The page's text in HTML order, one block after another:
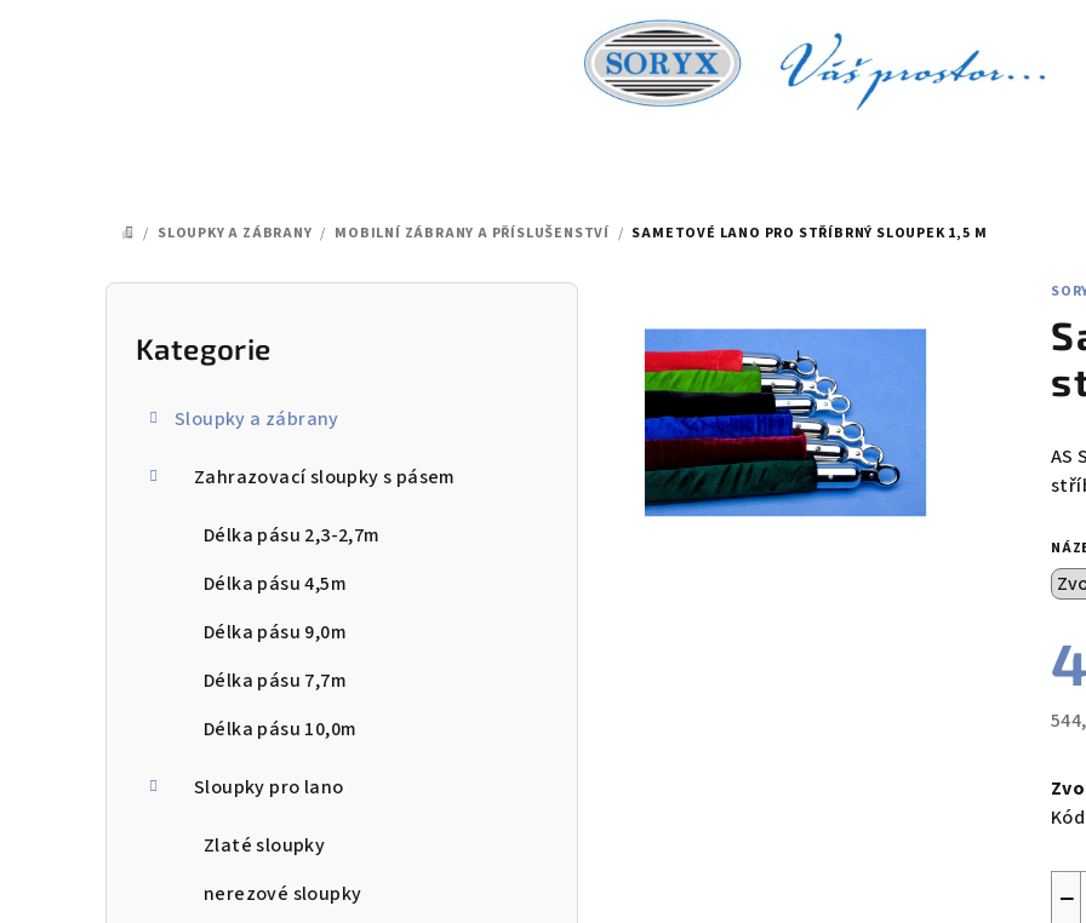
DOMŮ
/ SLOUPKY A ZÁBRANY / MOBILNÍ ZÁBRANY A PŘÍSLUŠENSTVÍ / SAMETOVÉ LANO PRO STŘÍBRNÝ SLOUPEK 1,5 M
P
Přeskočit
kategorie
Kategorie
Sloupky a zábrany
Zahrazovací sloupky s pásem
Délka pásu 2,3-2,7m
Délka pásu 4,5m
Délka pásu 9,0m
Délka pásu 7,7m
Délka pásu 10,0m
Sloupky pro lano
Zlaté sloupky
nerezové sloupky
AS
−